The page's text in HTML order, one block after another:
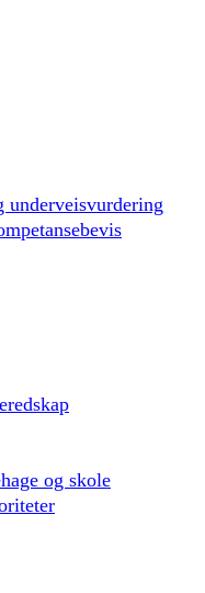
underveisvurdering
og skole